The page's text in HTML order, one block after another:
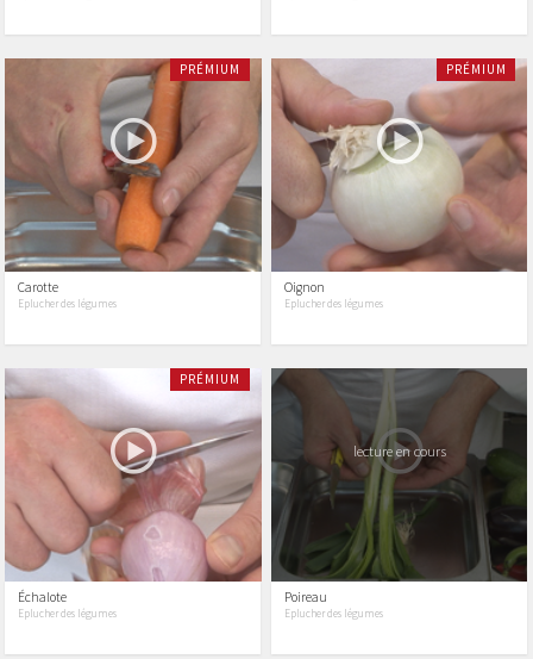
PRÉMIUM
Carotte
Eplucher des légumes
PRÉMIUM
Oignon
Eplucher des légumes
PRÉMIUM
Échalote
Eplucher des légumes
Poireau
Eplucher des légumes
lecture en cours